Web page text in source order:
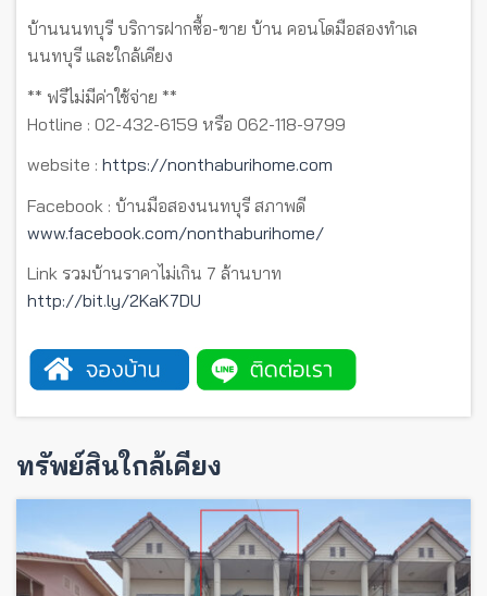
บ้านนนทบุรี บริการฝากซื้อ-ขาย บ้าน คอนโดมือสองทำเล
นนทบุรี และใกล้เคียง
** ฟรีไม่มีค่าใช้จ่าย **
Hotline : 02-432-6159 หรือ 062-118-9799
website : https://nonthaburihome.com
Facebook : บ้านมือสองนนทบุรี สภาพดี
www.facebook.com/nonthaburihome/
Link รวมบ้านราคาไม่เกิน 7 ล้านบาท
http://bit.ly/2KaK7DU
ทรัพย์สินใกล้เคียง